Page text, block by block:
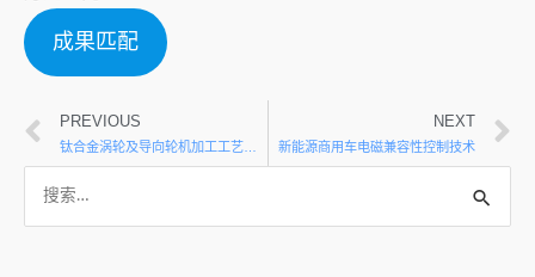
成果匹配
PREVIOUS NEXT
新能源商用车电磁兼容性控制技术